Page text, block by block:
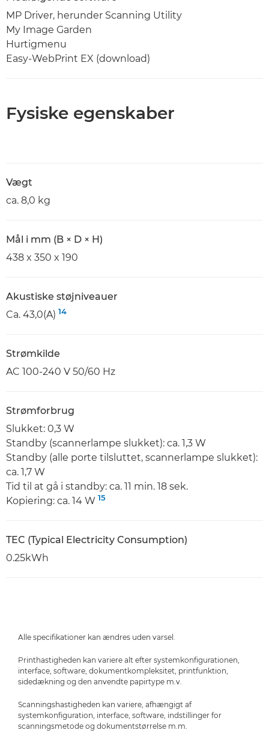
MP Driver, herunder Scanning Utility
My Image Garden
Hurtigmenu
Easy-WebPrint EX (download)
Fysiske egenskaber
Vægt
ca. 8,0 kg
Mål i mm (B × D × H)
438 x 350 x 190
Akustiske støjniveauer
Ca. 43,0(A) 14
Strømkilde
AC 100-240 V 50/60 Hz
Strømforbrug
Slukket: 0,3 W
Standby (scannerlampe slukket): ca. 1,3 W
Standby (alle porte tilsluttet, scannerlampe slukket):
ca. 1,7 W
Tid til at gå i standby: ca. 11 min. 18 sek.
Kopiering: ca. 14 W 15
TEC (Typical Electricity Consumption)
0.25kWh
Alle specifikationer kan ændres uden varsel.
Printhastigheden kan variere alt efter systemkonfigurationen,
interface, software, dokumentkompleksitet, printfunktion,
sidedækning og den anvendte papirtype m.v.
Scanningshastigheden kan variere, afhængigt af
systemkonfiguration, interface, software, indstillinger for
scanningsmetode og dokumentstørrelse m.m.